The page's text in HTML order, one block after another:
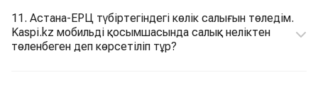
11. Астана-ЕРЦ түбіртегіндегі көлік салығын төледім.
Kaspi.kz мобильді қосымшасында салық неліктен
төленбеген деп көрсетіліп тұр?